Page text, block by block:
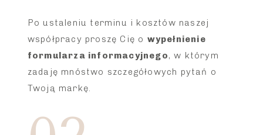
Po ustaleniu terminu i kosztów naszej
współpracy proszę Cię o wypełnienie
formularza informacyjnego, w którym
zadaję mnóstwo szczegółowych pytań o
Twoją markę.